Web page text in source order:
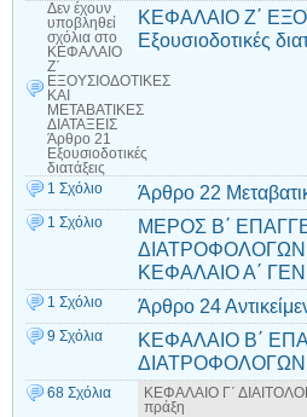
Δεν έχουν
υποβληθεί
σχόλια στο
ΚΕΦΑΛΑΙΟ
Ζ΄
ΕΞΟΥΣΙΟΔΟΤΙΚΕΣ
ΚΑΙ
ΜΕΤΑΒΑΤΙΚΕΣ
ΔΙΑΤΑΞΕΙΣ
Άρθρο 21
Εξουσιοδοτικές
διατάξεις
ΚΕΦΑΛΑΙΟ Ζ΄
Εξουσιοδοτικές
1 Σχόλιο Άρθρο 22
1 Σχόλιο
ΜΕΡΟΣ Β΄
ΔΙΑΤΡΟΦΟΛΟΓΩΝ
ΚΕΦΑΛΑΙΟ Α΄
1 Σχόλιο Άρθρο 24
9 Σχόλια
ΚΕΦΑΛΑΙΟ Β΄
ΔΙΑΤΡΟΦΟΛΟΓΩΝ
68 Σχόλια
ΚΕΦΑΛΑΙΟ Γ΄
πράξη